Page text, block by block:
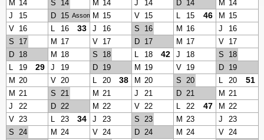
M 14 S 14 M 14 J 14 D 14 M 14
J
15 D 15 Assomption
M 15 V 15 L 15 46 M 15
V 16 L 16 33 J 16 S 16 M 16 J
16
S
17 M 17 V 17 D 17 M 17 V 17
D 18 M 18 S 18 L 18 42 J 18 S
18
L
19 29 J 19 D 19 M 19 V 19 D 19
M 20 V 20 L 20 38 M 20 S 20 L 20 51
M 21 S 21 M 21 J 21 D 21 M 21
J
22 D 22 M 22 V 22 L 22 47 M 22
V 23 L 23 34 J 23 S 23 M 23 J
23
S 24 M 24 V 24 D 24 M 24 V 24